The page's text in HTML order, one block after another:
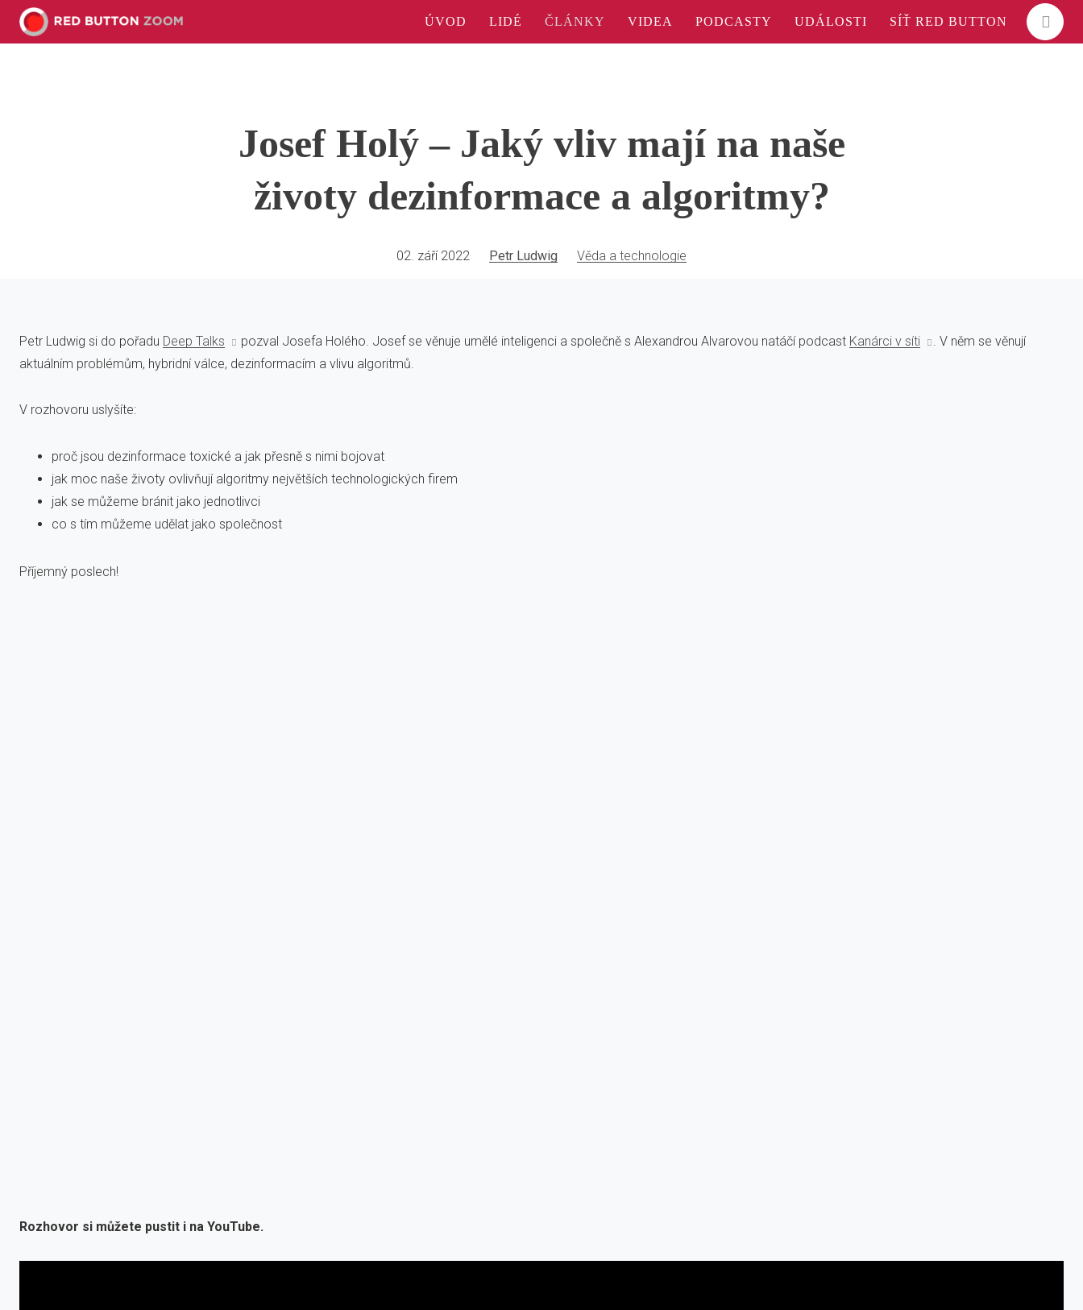
ÚVOD LIDÉ ČLÁNKY VIDEA PODCASTY UDÁLOSTI SÍŤ RED BUTTON
Josef Holý – Jaký vliv mají na naše
životy dezinformace a algoritmy?
02. září 2022 Petr Ludwig Věda a technologie
Petr Ludwig si do pořadu Deep Talks pozval Josefa Holého. Josef se věnuje umělé inteligenci a společně s Alexandrou Alvarovou natáčí podcast Kanárci v síti
. V něm se věnují
aktuálním problémům, hybridní válce, dezinformacím a vlivu algoritmů.
V rozhovoru uslyšíte:
proč jsou dezinformace toxické a jak přesně s nimi bojovat
jak moc naše životy ovlivňují algoritmy největších technologických firem
jak se můžeme bránit jako jednotlivci
co s tím můžeme udělat jako společnost
Příjemný poslech!
Rozhovor si můžete pustit i na YouTube.